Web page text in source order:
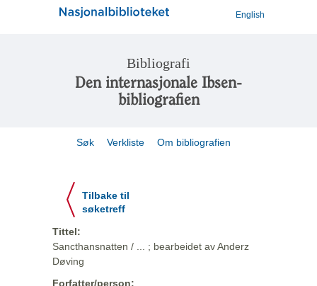
English
Bibliografi
Den internasjonale Ibsen-
bibliografien
Søk Verkliste Om bibliografien
Tilbake til
søketreff
Tittel:
Sancthansnatten / ... ; bearbeidet av Anderz
Døving
Forfatter/person: